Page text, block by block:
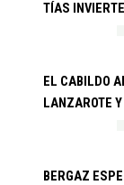
TÍAS
EL CABILDO
LANZAROTE
BERGAZ